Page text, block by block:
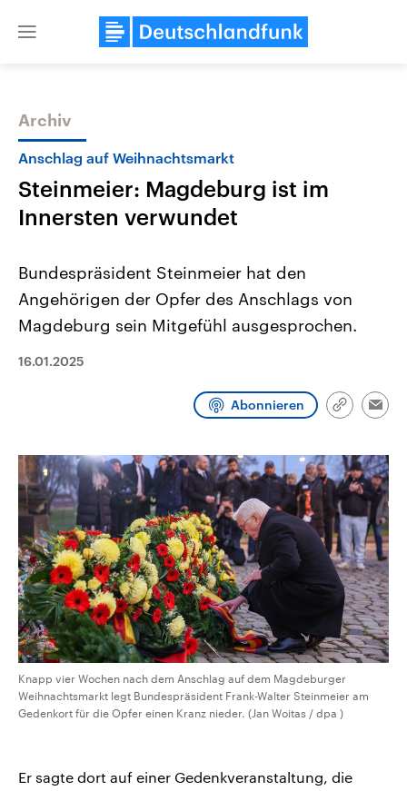
Close
Themen
Landtagswahl Sachsen-Anhalt
2026
Sachsen-Anhalt wählt am 6.
Bundesland von einer Koalition aus
und Hintergründe zu den Parteien
und Kandidaten der anstehenden
Wahl.
Aktuelle Beiträge,
den mächtigsten Ländern
mit großem Einfluss auf
aktuelle Weltgeschehen.
Sendungen Programm Podcasts
Audio-Archiv
Archiv
Anschlag auf Weihnachtsmarkt
Steinmeier: Magdeburg ist im
Innersten verwundet
Bundespräsident Steinmeier hat den
Angehörigen der Opfer des Anschlags von
Magdeburg sein Mitgefühl ausgesprochen.
16.01.2025
Abonnieren
Link
Knapp vier Wochen nach dem Anschlag auf dem Magdeburger
Weihnachtsmarkt legt Bundespräsident Frank-Walter Steinmeier am
Gedenkort für die Opfer einen Kranz nieder. (Jan Woitas / dpa )
Er sagte dort auf einer Gedenkveranstaltung, die